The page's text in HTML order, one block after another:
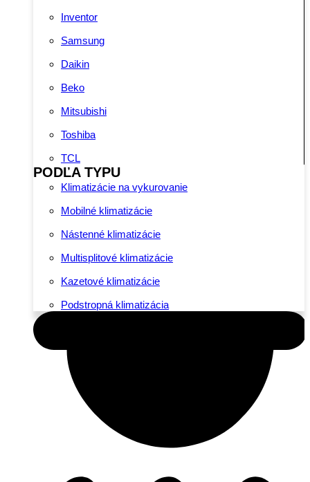
Inventor
Samsung
Daikin
Beko
Mitsubishi
Toshiba
TCL
PODĽA TYPU
Klimatizácie na vykurovanie
Mobilné klimatizácie
Nástenné klimatizácie
Multisplitové klimatizácie
Kazetové klimatizácie
Podstropná klimatizácia